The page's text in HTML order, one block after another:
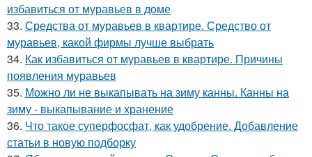
избавиться от муравьев в доме
33. Средства от муравьев в квартире. Средство от
муравьев, какой фирмы лучше выбрать
34. Как избавиться от муравьев в квартире. Причины
появления муравьев
35. Можно ли не выкапывать на зиму канны. Канны на
зиму - выкапывание и хранение
36. Что такое суперфосфат, как удобрение. Добавление
статьи в новую подборку